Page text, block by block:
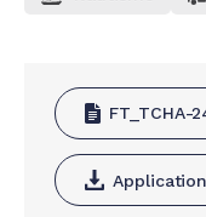
FT_TCHA-